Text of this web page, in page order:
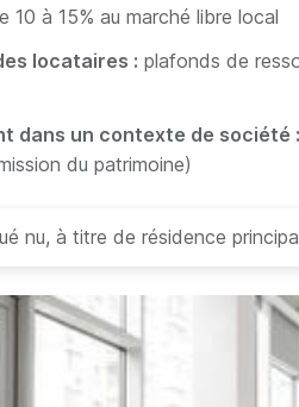
10 à 15% au marché libre local
locataires : plafonds de
dans un contexte de société :
du patrimoine)
nu, à titre de résidence